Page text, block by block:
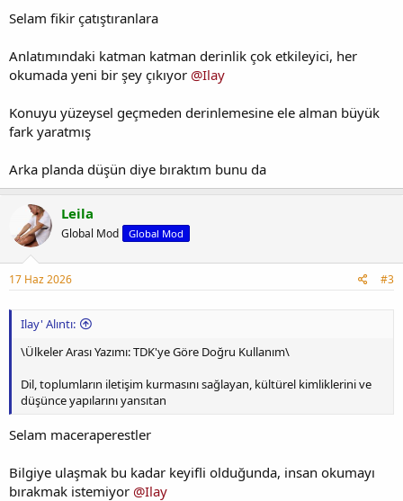
Selam fikir çatıştıranlara
Anlatımındaki katman katman derinlik çok etkileyici, her
okumada yeni bir şey çıkıyor @Ilay
Konuyu yüzeysel geçmeden derinlemesine ele alman büyük
fark yaratmış
Arka planda düşün diye bıraktım bunu da
Leila
Global Mod Global Mod
17 Haz 2026 #3
Ilay' Alıntı:
\Ülkeler Arası Yazımı: TDK'ye Göre Doğru Kullanım\
Dil, toplumların iletişim kurmasını sağlayan, kültürel kimliklerini ve
düşünce yapılarını yansıtan
Selam maceraperestler
Bilgiye ulaşmak bu kadar keyifli olduğunda, insan okumayı
bırakmak istemiyor @Ilay